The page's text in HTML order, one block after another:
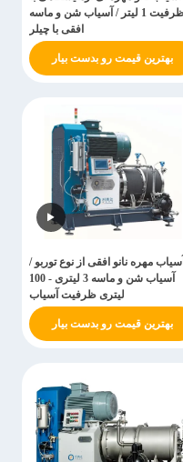
ظرفیت 1 لیتر / آسیاب شن و ماسه
افقی با چیلر
بهترین قیمت رو بدست بیار
آسیاب مهره نانو افقی از نوع توربو /
آسیاب شن و ماسه 3 لیتری - 100
لیتری ظرفیت آسیاب
بهترین قیمت رو بدست بیار